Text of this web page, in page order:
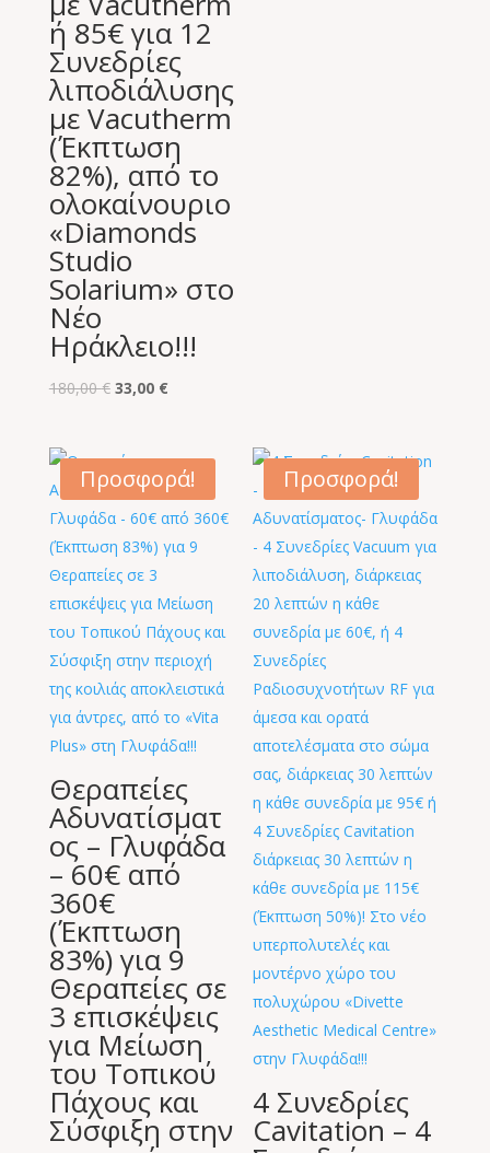
ή 85€ για 12
Συνεδρίες
λιποδιάλυσης
με Vacutherm
(Έκπτωση
82%), από το
ολοκαίνουριο
«Diamonds
Studio
Solarium» στο
Νέο
Ηράκλειο!!!
180,00€ Original
180,00 €.
33,00 €Η
είναι:
33,00 €.
Προσφορά!
Θεραπείες
Αδυνατίσματ
ος – Γλυφάδα
– 60€ από
360€
(Έκπτωση
83%) για 9
Θεραπείες σε
3 επισκέψεις
για Μείωση
του Τοπικού
Πάχους και
Σύσφιξη στην
Προσφορά!
4 Συνεδρίες
Cavitation – 4